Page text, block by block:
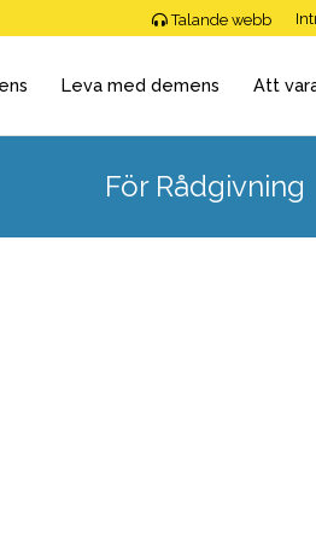
Talande webb
Leva med demens Att
För Rådgivning